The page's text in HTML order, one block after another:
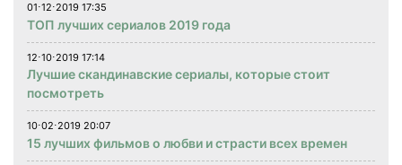
01⋅12⋅2019 17:35
ТОП лучших сериалов 2019 года
12⋅10⋅2019 17:14
Лучшие скандинавские сериалы, которые стоит
посмотреть
10⋅02⋅2019 20:07
15 лучших фильмов о любви и страсти всех времен